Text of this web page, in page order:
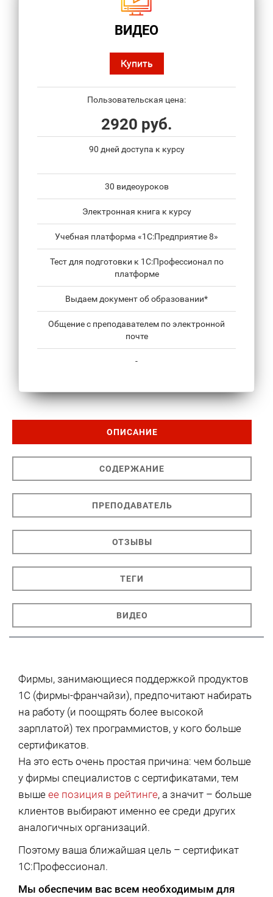
ВИДЕО
Купить
Пользовательская цена:
2920 руб.
90 дней доступа к курсу
30 видеоуроков
Электронная книга к курсу
Учебная платформа «1С:Предприятие 8»
Тест для подготовки к 1С:Профессионал по
платформе
Выдаем документ об образовании*
Общение с преподавателем по электронной
почте
-
ОПИСАНИЕ
СОДЕРЖАНИЕ
ПРЕПОДАВАТЕЛЬ
ОТЗЫВЫ
ТЕГИ
ВИДЕО
Фирмы, занимающиеся поддержкой продуктов
1С (фирмы-франчайзи), предпочитают набирать
на работу (и поощрять более высокой
зарплатой) тех программистов, у кого больше
сертификатов.
На это есть очень простая причина: чем больше
у фирмы специалистов с сертификатами, тем
выше ее позиция в рейтинге, а значит – больше
клиентов выбирают именно ее среди других
аналогичных организаций.
Поэтому ваша ближайшая цель – сертификат
1С:Профессионал.
Мы обеспечим вас всем необходимым для